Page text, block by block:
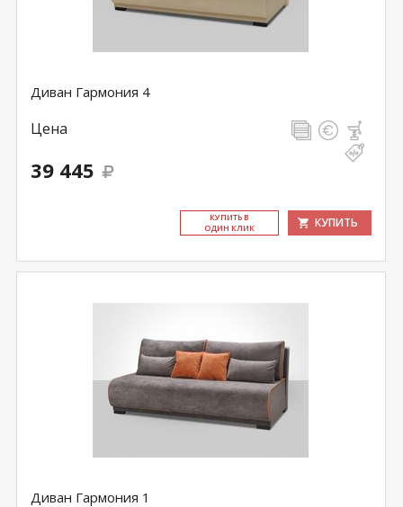
Диван Гармония 4
Цена
39 445
КУ­ПИТЬ В
ОДИН КЛИК
КУПИТЬ
Диван Гармония 1